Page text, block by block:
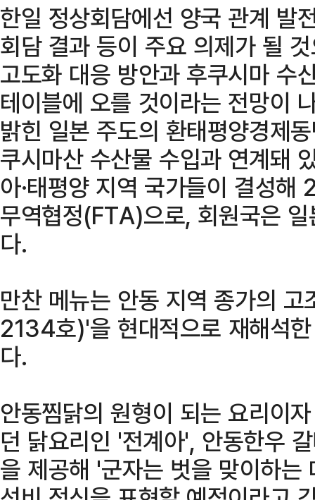
한일 정상회담에선 양국 관계 발
회담 결과 등이 주요 의제가 될
고도화 대응 방안과 후쿠시마 수
테이블에 오를 것이라는 전망이
밝힌 일본 주도의 환태평양경제
쿠시마산 수산물 수입과 연계돼
아·태평양 지역 국가들이 결성
무역협정(FTA)으로, 회원국은 일
다.
만찬 메뉴는 안동 지역 종가의
2134호)'을 현대적으로 재해석
다.
안동찜닭의 원형이 되는 요리이
던 닭요리인 '전계아', 안동한우
을 제공해 '군자는 벗을 맞이하는